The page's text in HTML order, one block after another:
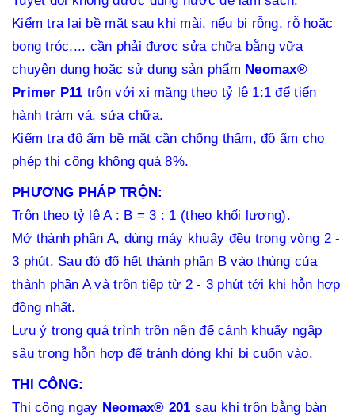
Kiểm tra lại bề mặt sau khi mài, nếu bị rỗng, rỗ hoặc
bong tróc,... cần phải được sửa chữa bằng vữa
chuyên dụng hoặc sử dụng sản phẩm Neomax®
Primer P11 trộn với xi măng theo tỷ lệ 1:1 để tiến
hành trám vá, sửa chữa.
Kiểm tra độ ẩm bề mặt cần chống thấm, độ ẩm cho
phép thi công không quá 8%.
PHƯƠNG PHÁP TRỘN:
Trộn theo tỷ lệ A : B = 3 : 1 (theo khối lượng).
Mở thành phần A, dùng máy khuấy đều trong vòng 2 -
3 phút. Sau đó đổ hết thành phần B vào thùng của
thành phần A và trộn tiếp từ 2 - 3 phút tới khi hỗn hợp
đồng nhất.
Lưu ý trong quá trình trộn nên để cánh khuấy ngập
sâu trong hỗn hợp để tránh dòng khí bị cuốn vào.
THI CÔNG:
Thi công ngay Neomax® 201 sau khi trộn bằng bàn